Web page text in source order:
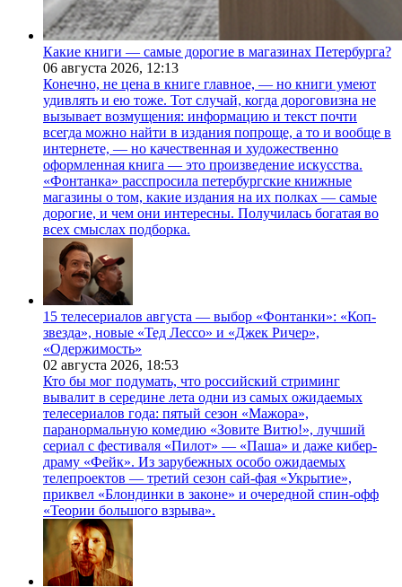
Какие книги — самые дорогие в магазинах Петербурга?
06 августа 2026, 12:13
Конечно, не цена в книге главное, — но книги умеют
удивлять и ею тоже. Тот случай, когда дороговизна не
вызывает возмущения: информацию и текст почти
всегда можно найти в издания попроще, а то и вообще в
интернете, — но качественная и художественно
оформленная книга — это произведение искусства.
«Фонтанка» расспросила петербургские книжные
магазины о том, какие издания на их полках — самые
дорогие, и чем они интересны. Получилась богатая во
всех смыслах подборка.
15 телесериалов августа — выбор «Фонтанки»: «Коп-
звезда», новые «Тед Лессо» и «Джек Ричер»,
«Одержимость»
02 августа 2026, 18:53
Кто бы мог подумать, что российский стриминг
вывалит в середине лета одни из самых ожидаемых
телесериалов года: пятый сезон «Мажора»,
паранормальную комедию «Зовите Витю!», лучший
сериал с фестиваля «Пилот» — «Паша» и даже кибер-
драму «Фейк». Из зарубежных особо ожидаемых
телепроектов — третий сезон сай-фая «Укрытие»,
приквел «Блондинки в законе» и очередной спин-офф
«Теории большого взрыва».